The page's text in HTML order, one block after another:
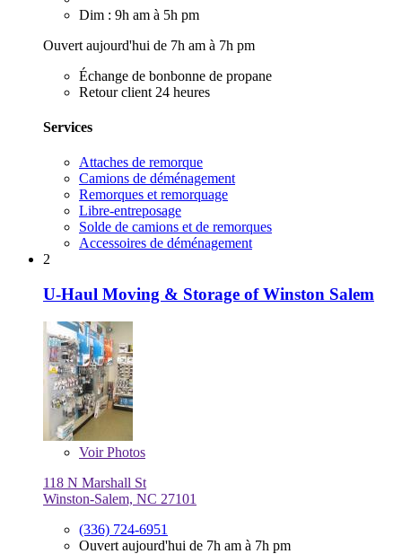
Dim : 9h am à 5h pm
Ouvert aujourd'hui de 7h am à 7h pm
Échange de bonbonne de propane
Retour client 24 heures
Services
Attaches de remorque
Camions de déménagement
Remorques et remorquage
Libre-entreposage
Solde de camions et de remorques
Accessoires de déménagement
2
U-Haul Moving & Storage of Winston Salem
VoirPhotos
118 N Marshall St
Winston-Salem, NC 27101
(336) 724-6951
Ouvert aujourd'hui de 7h am à 7h pm